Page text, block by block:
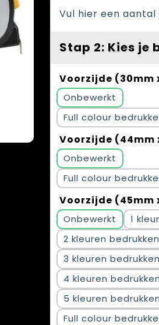
Vul hier een aantal
Stap 2: Kies je
Voorzijde (30mm
Onbewerkt
Full colour
Voorzijde (44mm
Onbewerkt
Full colour
Voorzijde (45mm
Onbewerkt
1
2
3
4
5
Full colour